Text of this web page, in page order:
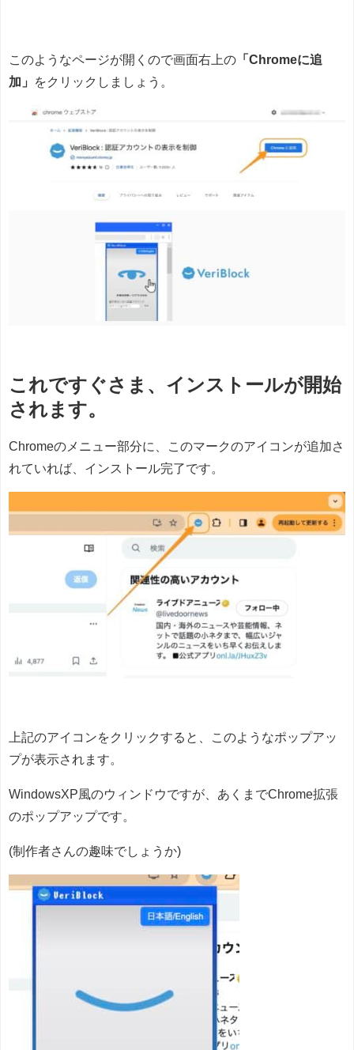
このようなページが開くので画面右上の 「Chromeに追
加」
をクリックしましょう。
これですぐさま、インストールが開始
されます。
Chromeのメニュー部分に、このマークのアイコンが追加さ
れていれば、インストール完了です。
上記のアイコンをクリックすると、このようなポップアッ
プが表示されます。
WindowsXP風のウィンドウですが、あくまでChrome拡張
のポップアップです。
(制作者さんの趣味でしょうか)